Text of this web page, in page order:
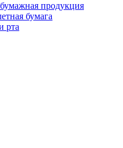
продукция
бумага
рта